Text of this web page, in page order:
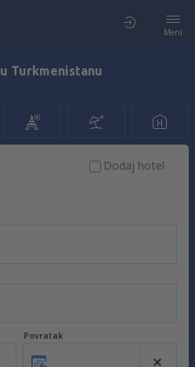
Meni
u Turkmenistanu
Dodaj hotel
Povratak